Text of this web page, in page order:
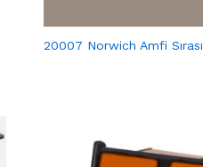
20007 Norwich Amfi Sırası